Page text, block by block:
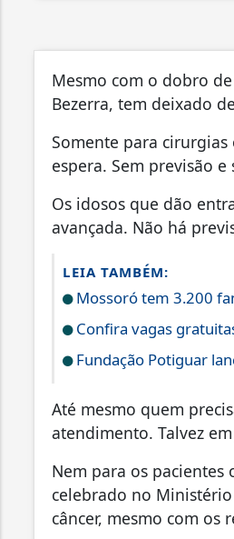
Mesmo com o dobro
Bezerra, tem deixado
Somente para
espera. Sem previsão
Os idosos que dão
avançada. Não há
LEIA TAMBÉM:
Mossoró tem 3.200
Confira vagas
Fundação Potiguar
Até mesmo quem
atendimento. Talvez
Nem para os pacientes
celebrado no
câncer, mesmo com os